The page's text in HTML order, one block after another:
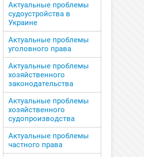
Актуальные проблемы
судоустройства в
Украине
Актуальные проблемы
уголовного права
Актуальные проблемы
хозяйственного
законодательства
Актуальные проблемы
хозяйственного
судопроизводства
Актуальные проблемы
частного права